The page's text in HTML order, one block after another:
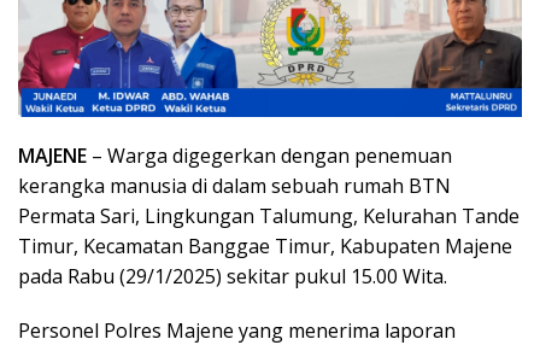
MAJENE – Warga digegerkan dengan penemuan
kerangka manusia di dalam sebuah rumah BTN
Permata Sari, Lingkungan Talumung, Kelurahan Tande
Timur, Kecamatan Banggae Timur, Kabupaten Majene
pada Rabu (29/1/2025) sekitar pukul 15.00 Wita.
Personel Polres Majene yang menerima laporan